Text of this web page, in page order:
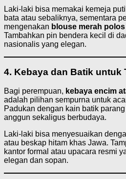
Laki-laki bisa memakai kemeja
bata atau sebaliknya, sementara
mengenakan blouse merah
Tambahkan pin bendera kecil di
nasionalis yang elegan.
4. Kebaya dan Batik untuk
Bagi perempuan, kebaya encim
adalah pilihan sempurna untuk
Padukan dengan kain batik
anggun sekaligus berbudaya.
Laki-laki bisa menyesuaikan
atau beskap hitam khas Jawa.
kantor formal atau upacara resmi
elegan dan sopan.